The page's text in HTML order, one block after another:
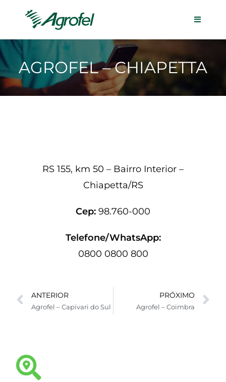
AGROFEL – CHIAPETTA
RS 155, km 50 – Bairro Interior –
Chiapetta/RS
Cep: 98.760-000
Telefone/WhatsApp:
0800 0800 800
ANTERIOR
Agrofel – Capivari do Sul
PRÓXIMO
Agrofel – Coimbra